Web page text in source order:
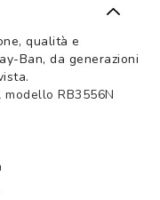
qualità e
Ban, da generazioni
RB3556N